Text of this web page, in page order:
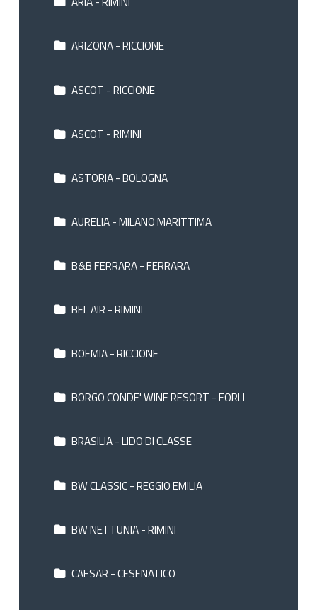
ARIZONA - RICCIONE
ASCOT - RICCIONE
ASCOT - RIMINI
ASTORIA - BOLOGNA
AURELIA - MILANO MARITTIMA
B&B FERRARA - FERRARA
BEL AIR - RIMINI
BOEMIA - RICCIONE
BORGO CONDE' WINE RESORT - FORLI
BRASILIA - LIDO DI CLASSE
BW CLASSIC - REGGIO EMILIA
BW NETTUNIA - RIMINI
CAESAR - CESENATICO